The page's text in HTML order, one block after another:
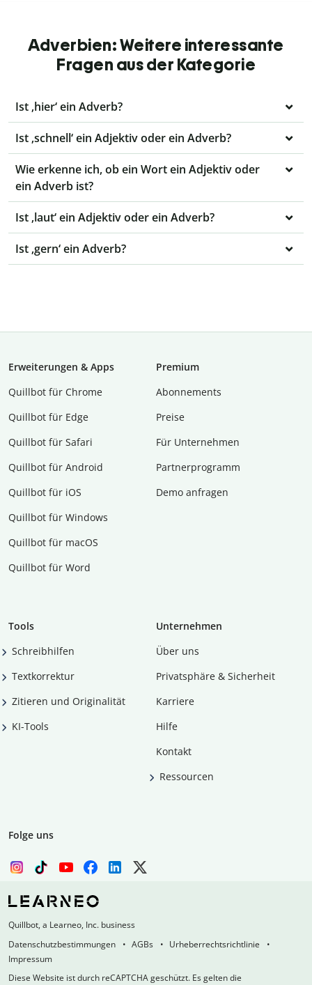
Adverbien: Weitere interessante
Fragen aus der Kategorie
Ist ‚hier‘ ein Adverb?
Ist ‚schnell‘ ein Adjektiv oder ein Adverb?
Wie erkenne ich, ob ein Wort ein Adjektiv oder
ein Adverb ist?
Ist ‚laut‘ ein Adjektiv oder ein Adverb?
Ist ‚gern‘ ein Adverb?
Erweiterungen & Apps
Quillbot für Chrome
Quillbot für Edge
Quillbot für Safari
Quillbot für Android
Quillbot für iOS
Quillbot für Windows
Quillbot für macOS
Quillbot für Word
Premium
Abon­ne­ments
Preise
Für Unternehmen
Partnerprogramm
Demo anfragen
Tools
Schreibhilfen
Textkorrektur
Zitieren und Originalität
KI-Tools
Unternehmen
Über uns
Privatsphäre & Sicherheit
Karriere
Hilfe
Kontakt
Ressourcen
Folge uns
Quillbot, a Learneo, Inc. business
Datenschutzbestimmungen
AGBs
Urheberrechtsrichtlinie
Impressum
Diese Website ist durch reCAPTCHA geschützt. Es gelten die